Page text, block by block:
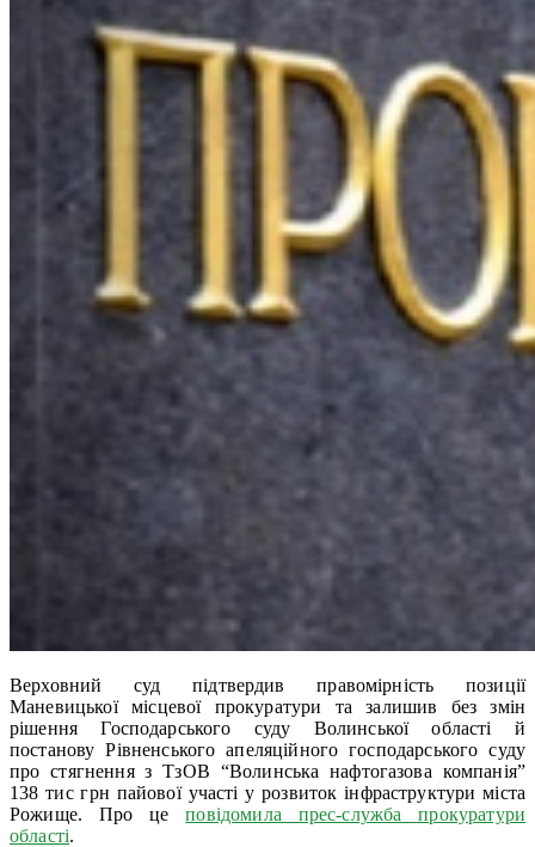
Верховний суд підтвердив правомірність позиції
Маневицької місцевої прокуратури та залишив без змін
рішення Господарського суду Волинської області й
постанову Рівненського апеляційного господарського суду
про стягнення з ТзОВ “Волинська нафтогазова компанія”
138 тис грн пайової участі у розвиток інфраструктури міста
Рожище. Про цеповідомила прес-служба прокуратури
області.